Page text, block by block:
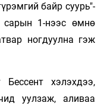
байр суурь"-
сарын 1-нээс өмнө
ногдуулна гэж
хэлэхдээ,
уулзаж, аливаа